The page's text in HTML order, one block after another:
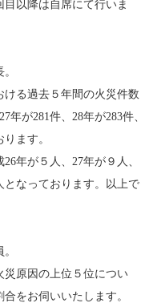
以降は自席にて行いま
る過去５年間の火災件数
年が281件、28年が283件、
ます。
年が５人、27年が９人、
となっております。以上で
原因の上位５位につい
をお伺いいたします。